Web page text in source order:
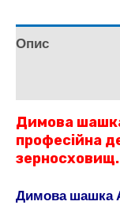
кількість
Опис
Димова
професійна
зерносховищ.
Димова шашка